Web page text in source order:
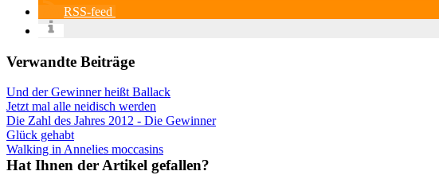
RSS-feed
Verwandte Beiträge
Und der Gewinner heißt Ballack
Jetzt mal alle neidisch werden
Die Zahl des Jahres 2012 - Die Gewinner
Glück gehabt
Walking in Annelies moccasins
Hat Ihnen der Artikel gefallen?